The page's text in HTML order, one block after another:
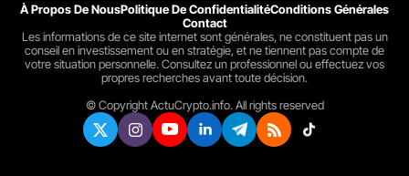
À Propos De NousPolitique De ConfidentialitéConditions Générales
Contact
Les informations de ce site internet sont générales, ne constituent pas un
conseil en investissement ou en stratégie, et ne tiennent pas compte de
votre situation personnelle. Consultez un professionnel ou effectuez vos
propres recherches avant toute décision.
© Copyright ActuCrypto.info. All rights reserved